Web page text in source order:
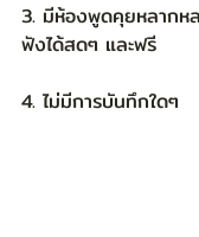
3. มีห้องพูดคุยหลากห
ฟังได้สดๆ และฟรี
4. ไม่มีการบันทึกใดๆ